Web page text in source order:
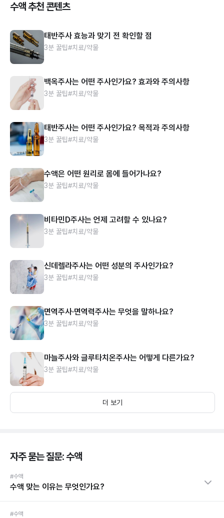
수액 추천 콘텐츠
태반주사 효능과 맞기 전 확인할 점
3분 꿀팁#치료/약물
백옥주사는 어떤 주사인가요? 효과와 주의사항
3분 꿀팁#치료/약물
태반주사는 어떤 주사인가요? 목적과 주의사항
3분 꿀팁#치료/약물
수액은 어떤 원리로 몸에 들어가나요?
3분 꿀팁#치료/약물
비타민D주사는 언제 고려할 수 있나요?
3분 꿀팁#치료/약물
신데렐라주사는 어떤 성분의 주사인가요?
3분 꿀팁#치료/약물
면역주사·면역력주사는 무엇을 말하나요?
3분 꿀팁#치료/약물
마늘주사와 글루타치온주사는 어떻게 다른가요?
3분 꿀팁#치료/약물
더 보기
자주 묻는 질문: 수액
#수액
수액 맞는 이유는 무엇인가요?
#수액